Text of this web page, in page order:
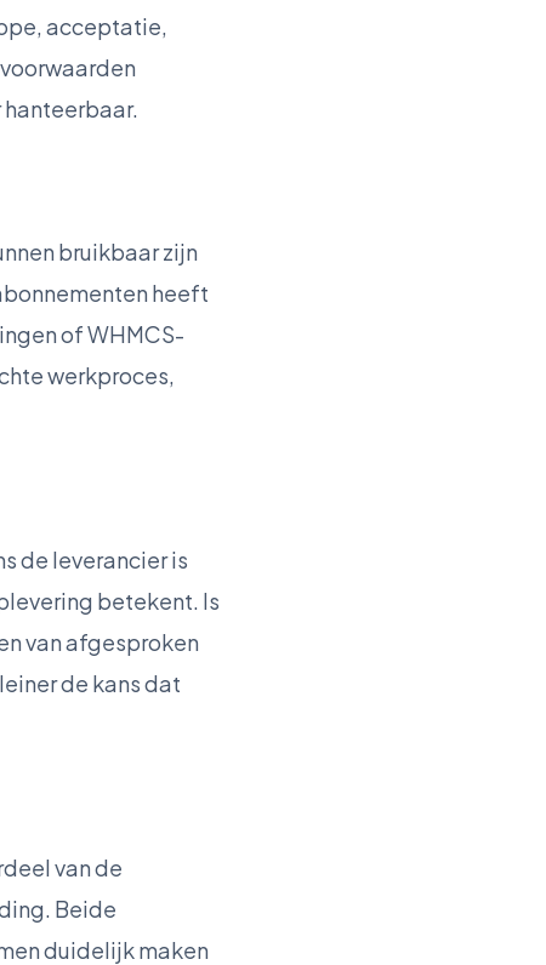
acceptatie,
bruikbaar zijn
heeft
of WHMCS-
werkproces,
de leverancier is
betekent. Is
van afgesproken
de kans dat
van de
Beide
duidelijk maken